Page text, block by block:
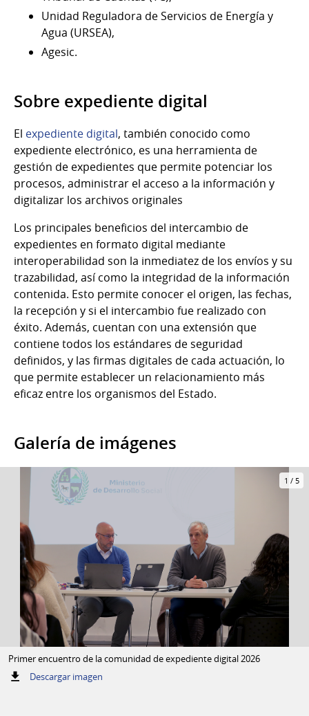
Unidad Reguladora de Servicios de Energía y
Agua (URSEA),
Agesic.
Sobre expediente digital
El expediente digital, también conocido como
expediente electrónico, es una herramienta de
gestión de expedientes que permite potenciar los
procesos, administrar el acceso a la información y
digitalizar los archivos originales
Los principales beneficios del intercambio de
expedientes en formato digital mediante
interoperabilidad son la inmediatez de los envíos y su
trazabilidad, así como la integridad de la información
contenida. Esto permite conocer el origen, las fechas,
la recepción y si el intercambio fue realizado con
éxito. Además, cuentan con una extensión que
contiene todos los estándares de seguridad
definidos, y las firmas digitales de cada actuación, lo
que permite establecer un relacionamiento más
eficaz entre los organismos del Estado.
Galería de imágenes
1 / 5
Primer encuentro de la comunidad de expediente digital 2026
Descargar imagen: